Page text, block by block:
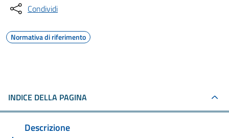
Condividi
Normativa di riferimento
INDICE DELLA PAGINA
Descrizione